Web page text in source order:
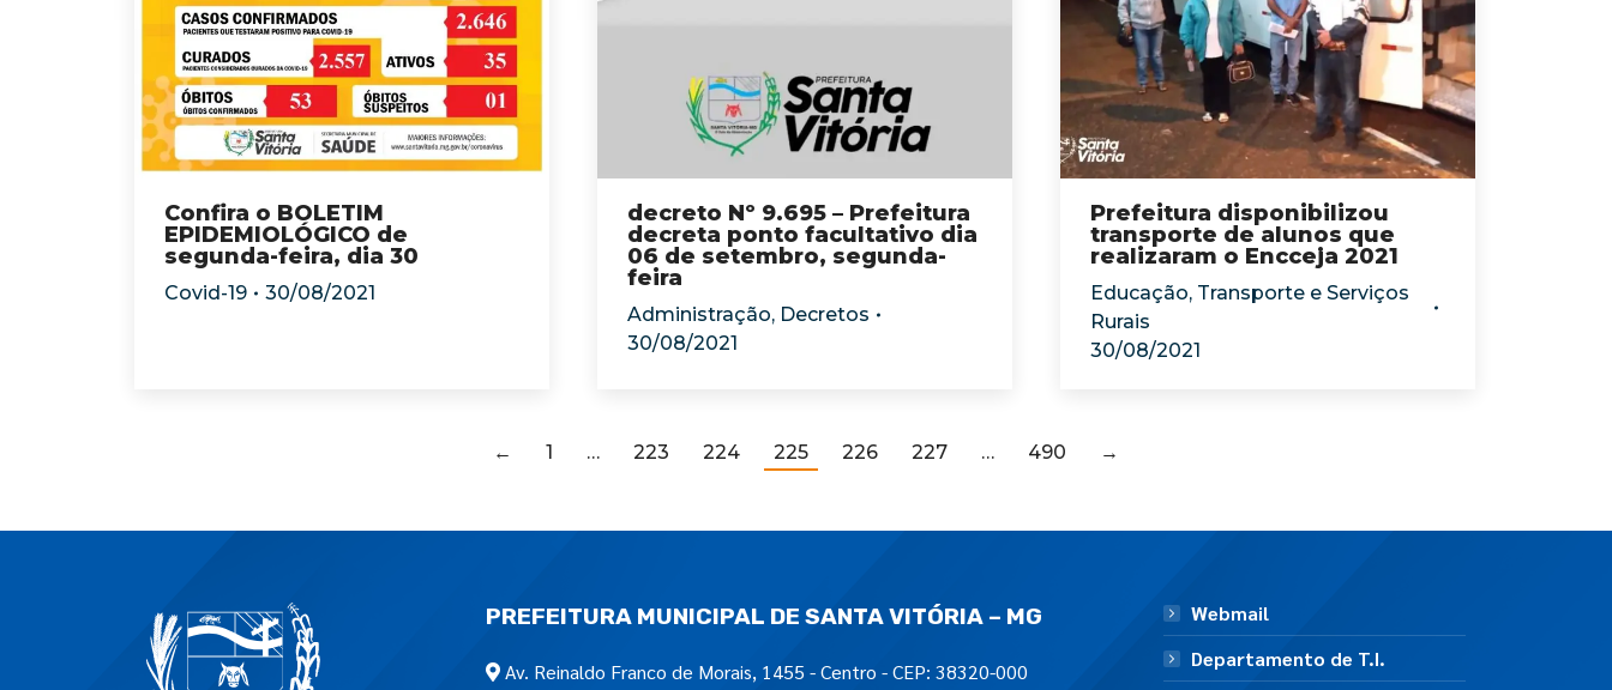
Confira o BOLETIM
EPIDEMIOLÓGICO de
segunda-feira, dia 30
Covid-19 30/08/2021
decreto Nº 9.695 – Prefeitura
decreta ponto facultativo dia
06 de setembro, segunda-
feira
Administração, Decretos
30/08/2021
Prefeitura disponibilizou
transporte de alunos que
realizaram o Encceja 2021
Educação, Transporte e Serviços
Rurais
30/08/2021
← 1 … 223 224 225 226 227 … 490 →
PREFEITURA MUNICIPAL DE SANTA VITÓRIA – MG
Av. Reinaldo Franco de Morais, 1455 - Centro - CEP: 38320-000
Webmail
Departamento de T.I.